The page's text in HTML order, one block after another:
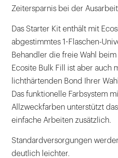
Zeitersparnis bei der
Das Starter Kit enthält mit
abgestimmtes 1-Flaschen-
Behandler die freie Wahl
Ecosite Bulk Fill ist aber auch
lichthärtenden Bond Ihrer
Das funktionelle Farbsystem
Allzweckfarben unterstützt
einfache Arbeiten zusätzlich.
Standardversorgungen
deutlich leichter.